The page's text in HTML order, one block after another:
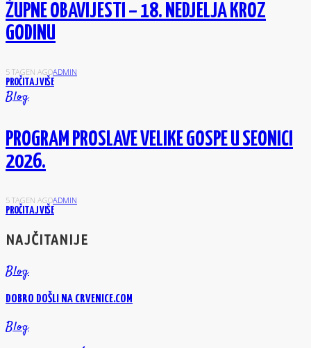
ŽUPNE OBAVIJESTI – 18. NEDJELJA KROZ
GODINU
5 TAGEN AGOADMIN
PROČITAJ VIŠE
Blog
PROGRAM PROSLAVE VELIKE GOSPE U SEONICI
2026.
5 TAGEN AGOADMIN
PROČITAJ VIŠE
NAJČITANIJE
Blog
DOBRO DOŠLI NA CRVENICE.COM
Blog